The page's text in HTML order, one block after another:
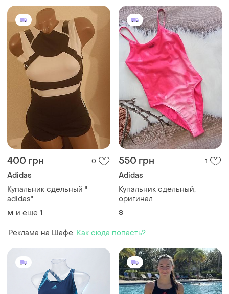
400 грн 0
Adidas
Купальник сдельный "
adidas"
M и еще 1
550 грн 1
Adidas
Купальник сдельный,
оригинал
S
Реклама на Шафе. Как сюда попасть?